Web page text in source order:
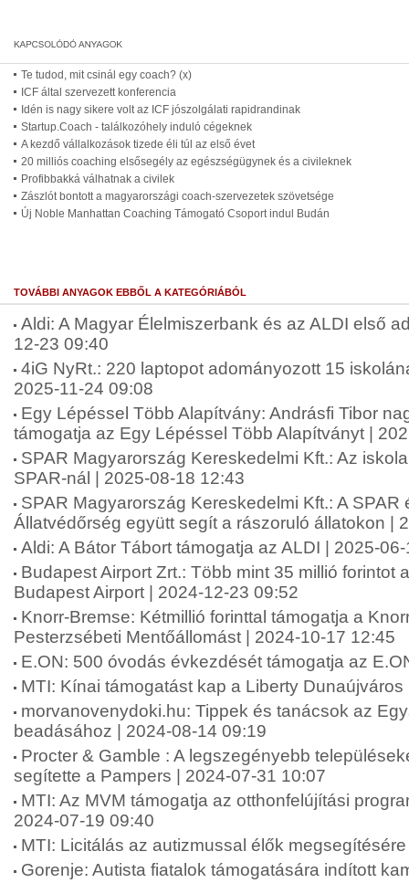
Te tudod, mit csinál egy coach? (x)
ICF által szervezett konferencia
Idén is nagy sikere volt az ICF jószolgálati rapidrandinak
Startup.Coach - találkozóhely induló cégeknek
A kezdő vállalkozások tizede éli túl az első évet
20 milliós coaching elsősegély az egészségügynek és a civileknek
Profibbakká válhatnak a civilek
Zászlót bontott a magyarországi coach-szervezetek szövetsége
Új Noble Manhattan Coaching Támogató Csoport indul Budán
TOVÁBBI ANYAGOK EBBŐL A KATEGÓRIÁBÓL
Aldi: A Magyar Élelmiszerbank és az ALDI első
12-23 09:40
4iG NyRt.: 220 laptopot adományozott 15
2025-11-24 09:08
Egy Lépéssel Több Alapítvány: Andrásfi Tibor
támogatja az Egy Lépéssel Több Alapítványt |
SPAR Magyarország Kereskedelmi Kft.: Az
SPAR-nál | 2025-08-18 12:43
SPAR Magyarország Kereskedelmi Kft.: A SPAR
Állatvédőrség együtt segít a rászoruló állatokon |
Aldi: A Bátor Tábort támogatja az ALDI | 2025-
Budapest Airport Zrt.: Több mint 35 millió forintot
Budapest Airport | 2024-12-23 09:52
Knorr-Bremse: Kétmillió forinttal támogatja a
Pesterzsébeti Mentőállomást | 2024-10-17 12:45
E.ON: 500 óvodás évkezdését támogatja az
MTI: Kínai támogatást kap a Liberty
morvanovenydoki.hu: Tippek és tanácsok az
beadásához | 2024-08-14 09:19
Procter & Gamble : A legszegényebb
segítette a Pampers | 2024-07-31 10:07
MTI: Az MVM támogatja az otthonfelújítási
2024-07-19 09:40
MTI: Licitálás az autizmussal élők
Gorenje: Autista fiatalok támogatására indított